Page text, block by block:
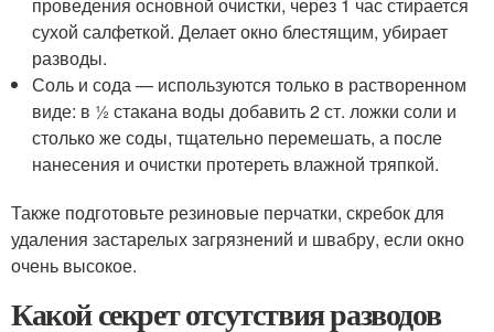
сухой салфеткой. Делает окно блестящим, убирает
разводы.
Соль и сода — используются только в растворенном
виде: в ½ стакана воды добавить 2 ст. ложки соли и
столько же соды, тщательно перемешать, а после
нанесения и очистки протереть влажной тряпкой.
Также подготовьте резиновые перчатки, скребок для
удаления застарелых загрязнений и швабру, если окно
очень высокое.
Какой секрет отсутствия разводов